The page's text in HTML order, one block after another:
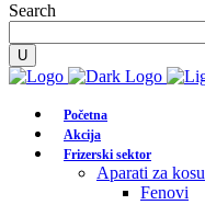
Search
Početna
Akcija
Frizerski sektor
Aparati za kosu
Fenovi